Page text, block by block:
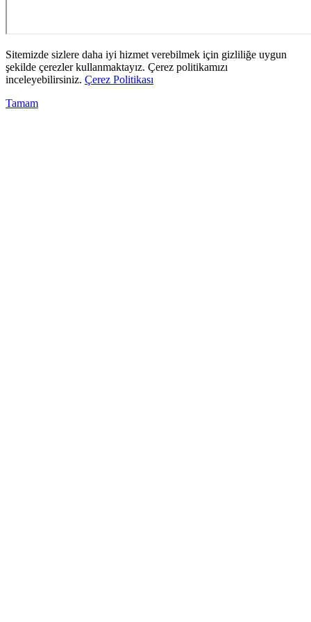
Sitemizde sizlere daha iyi hizmet verebilmek için gizliliğe uygun
şekilde çerezler kullanmaktayız. Çerez politikamızı
inceleyebilirsiniz. Çerez Politikası
Tamam